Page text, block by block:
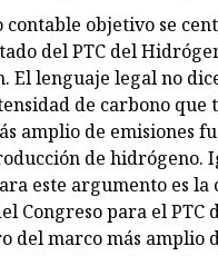
objetivo se
del PTC del
El lenguaje legal no
de carbono que
amplio de emisiones
de hidrógeno.
este argumento es la
Congreso para el PTC
del marco más amplio